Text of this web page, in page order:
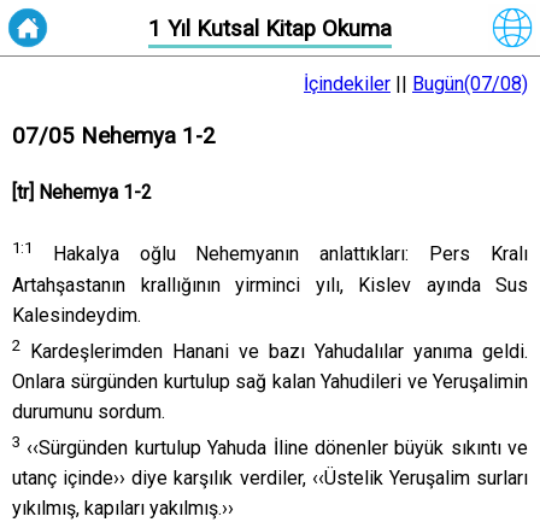
1 Yıl Kutsal Kitap Okuma
İçindekiler || Bugün(07/08)
07/05 Nehemya 1-2
[tr] Nehemya 1-2
1:1
Hakalya oğlu Nehemyanın anlattıkları: Pers Kralı
Artahşastanın krallığının yirminci yılı, Kislev ayında Sus
Kalesindeydim.
2
Kardeşlerimden Hanani ve bazı Yahudalılar yanıma geldi.
Onlara sürgünden kurtulup sağ kalan Yahudileri ve Yeruşalimin
durumunu sordum.
3 ‹‹Sürgünden kurtulup Yahuda İline dönenler büyük sıkıntı ve
utanç içinde›› diye karşılık verdiler, ‹‹Üstelik Yeruşalim surları
yıkılmış, kapıları yakılmış.››